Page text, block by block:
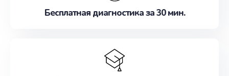
Бесплатная диагностика за 30 мин.